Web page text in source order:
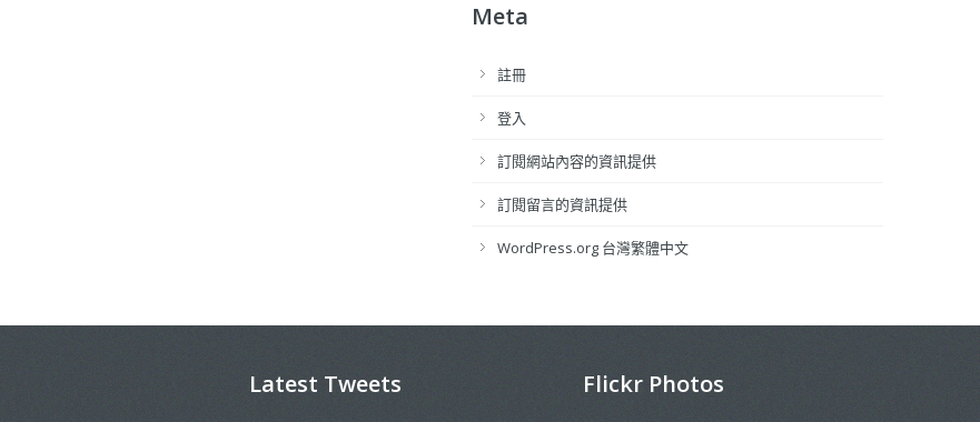
Meta
註冊
登入
訂閱網站內容的資訊提供
訂閱留言的資訊提供
WordPress.org 台灣繁體中文
Latest Tweets Flickr Photos